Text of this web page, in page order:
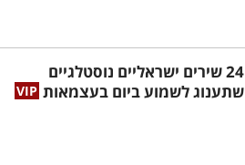
24 שירים ישראליים נוסטלגיים
שתענוג לשמוע ביום בעצמאות